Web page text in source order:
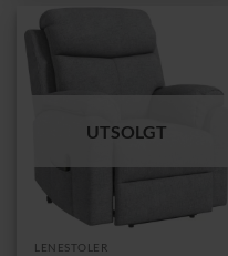
UTSOLGT
LENESTOLER